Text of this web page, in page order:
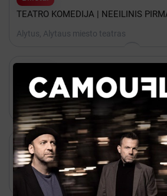
TEATRO KOMEDIJA | NEEILINIS
Alytus, Alytaus miesto teatras
Teatro komedija PORŲ TERAPIJA
Alytus, Alytaus miesto teatras
Kakava
Spalis 23 - 19:00
Teatro komedija UOŠVIS
Alytus, Alytaus miesto teatras